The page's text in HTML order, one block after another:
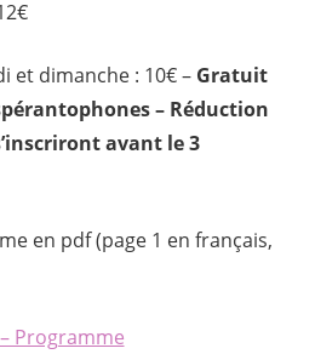
et dimanche : 10€ – Gratuit
– Réduction
avant le 3
en pdf (page 1 en français,
Programme